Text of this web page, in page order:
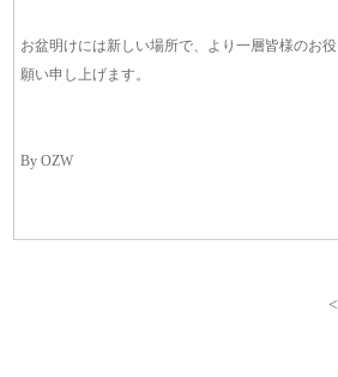
お盆明けには新しい場所で、より一層皆様のお
願い申し上げます。
By OZW